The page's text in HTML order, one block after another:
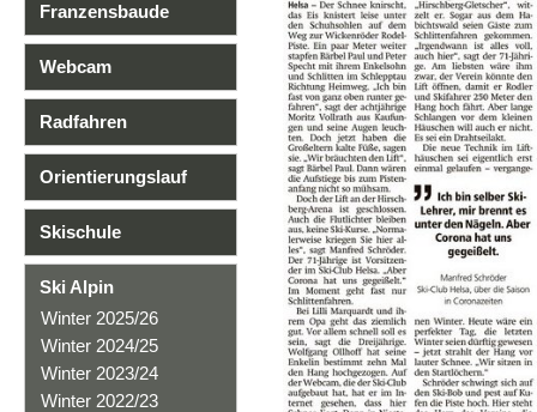
Franzensbaude
Webcam
Radfahren
Orientierungslauf
Skischule
Ski Alpin
Winter 2025/26
Winter 2024/25
Winter 2023/24
Winter 2022/23